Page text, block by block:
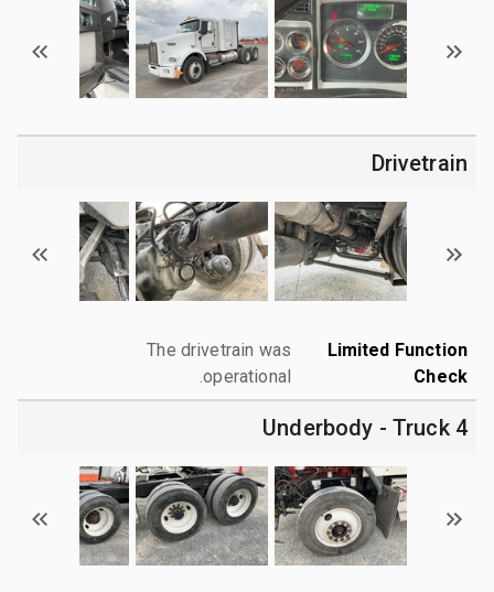
Drivetrain
Limited Function
Check
The drivetrain was
operational.
4 Underbody - Truck